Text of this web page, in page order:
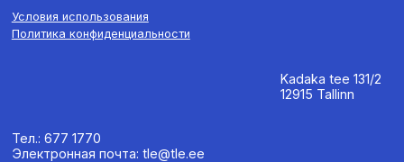
Условия использования
Политика конфиденциальности
Kadaka tee 131/2
12915 Tallinn
Тел.: 677 1770
Электронная почта: tle@tle.ee